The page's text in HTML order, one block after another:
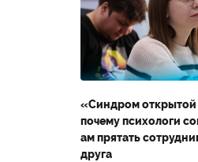
Второе
высшего
«Синдром открытой
почему психологи
ам прятать
друга